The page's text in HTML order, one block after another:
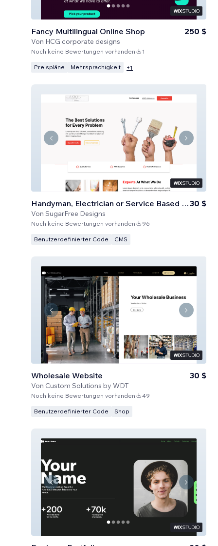
Fancy Multilingual Online Shop
Von HCG corporate designs
250 $
Noch keine Bewertungen vorhanden 1
Preispläne Mehrsprachigkeit +1
Handyman, Electrician or Service Based Business
Von SugarFree Designs
30 $
Noch keine Bewertungen vorhanden 96
Benutzerdefinierter Code CMS
Wholesale Website
Von Custom Solutions by WDT
30 $
Noch keine Bewertungen vorhanden 49
Benutzerdefinierter Code Shop